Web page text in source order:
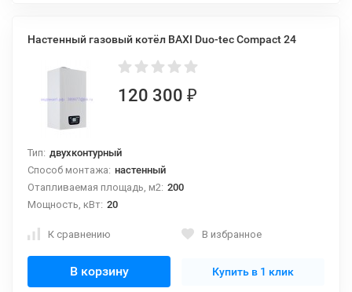
Настенный газовый котёл BAXI Duo-tec Compact 24
120 300 ₽
Тип: двухконтурный
Способ монтажа: настенный
Отапливаемая площадь, м2: 200
Мощность, кВт: 20
К сравнению В избранное
В корзину Купить в 1 клик